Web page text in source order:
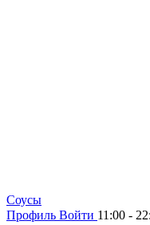
Cоусы
Профиль Войти 11:00 -